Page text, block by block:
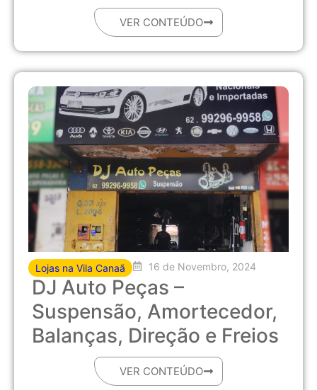
VER CONTEÚDO
Lojas na Vila Canaã 16 de Novembro, 2024
DJ Auto Peças –
Suspensão, Amortecedor,
Balanças, Direção e Freios
VER CONTEÚDO